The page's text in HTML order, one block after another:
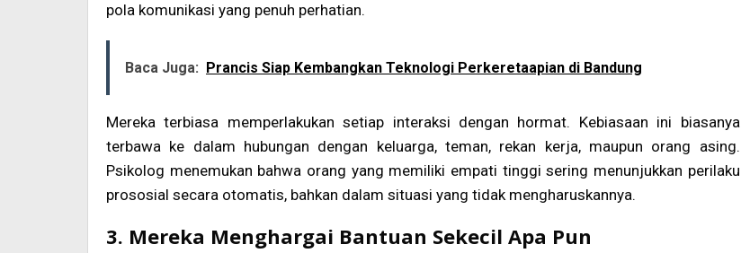
pola komunikasi yang penuh perhatian.
Baca Juga: Prancis Siap Kembangkan Teknologi Perkeretaapian di Bandung
Mereka terbiasa memperlakukan setiap interaksi dengan hormat. Kebiasaan ini biasanya
terbawa ke dalam hubungan dengan keluarga, teman, rekan kerja, maupun orang asing.
Psikolog menemukan bahwa orang yang memiliki empati tinggi sering menunjukkan perilaku
prososial secara otomatis, bahkan dalam situasi yang tidak mengharuskannya.
3. Mereka Menghargai Bantuan Sekecil Apa Pun